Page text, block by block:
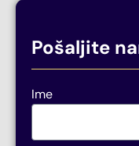
Pošaljite
Ime